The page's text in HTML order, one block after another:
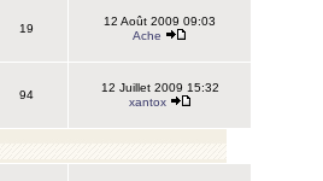
19
12 Août 2009 09:03
Ache
94
12 Juillet 2009 15:32
xantox